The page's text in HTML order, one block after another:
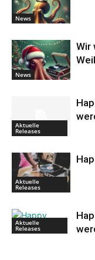
News
News
Wir
Aktuelle
Releases
Aktuelle
Releases
Aktuelle
Releases